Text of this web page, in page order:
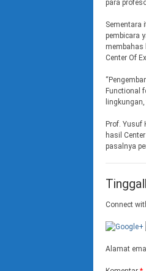
para
Sementara
pembicara
membahas
Center Of
Functional
Prof. Yusuf
hasil
pasalnya
Connect
Alamat